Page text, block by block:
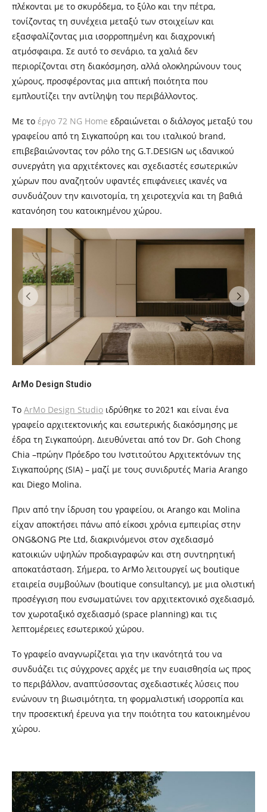
πλέκονται με το σκυρόδεμα, το ξύλο και την πέτρα,
τονίζοντας τη συνέχεια μεταξύ των στοιχείων και
εξασφαλίζοντας μια ισορροπημένη και διαχρονική
ατμόσφαιρα. Σε αυτό το σενάριο, τα χαλιά δεν
περιορίζονται στη διακόσμηση, αλλά ολοκληρώνουν τους
χώρους, προσφέροντας μια απτική ποιότητα που
εμπλουτίζει την αντίληψη του περιβάλλοντος.
Με το έργο 72 NG Home εδραιώνεται ο διάλογος μεταξύ του
γραφείου από τη Σιγκαπούρη και του ιταλικού brand,
επιβεβαιώνοντας τον ρόλο της G.T.DESIGN ως ιδανικού
συνεργάτη για αρχιτέκτονες και σχεδιαστές εσωτερικών
χώρων που αναζητούν υφαντές επιφάνειες ικανές να
συνδυάζουν την καινοτομία, τη χειροτεχνία και τη βαθιά
κατανόηση του κατοικημένου χώρου.
ArMo Design Studio
Το ArMo Design Studio ιδρύθηκε το 2021 και είναι ένα
γραφείο αρχιτεκτονικής και εσωτερικής διακόσμησης με
έδρα τη Σιγκαπούρη. Διευθύνεται από τον Dr. Goh Chong
Chia –πρώην Πρόεδρο του Ινστιτούτου Αρχιτεκτόνων της
Σιγκαπούρης (SIA) – μαζί με τους συνιδρυτές Maria Arango
και Diego Molina.
Πριν από την ίδρυση του γραφείου, οι Arango και Molina
είχαν αποκτήσει πάνω από είκοσι χρόνια εμπειρίας στην
ONG&ONG Pte Ltd, διακρινόμενοι στον σχεδιασμό
κατοικιών υψηλών προδιαγραφών και στη συντηρητική
αποκατάσταση. Σήμερα, το ArMo λειτουργεί ως boutique
εταιρεία συμβούλων (boutique consultancy), με μια ολιστική
προσέγγιση που ενσωματώνει τον αρχιτεκτονικό σχεδιασμό,
τον χωροταξικό σχεδιασμό (space planning) και τις
λεπτομέρειες εσωτερικού χώρου.
Το γραφείο αναγνωρίζεται για την ικανότητά του να
συνδυάζει τις σύγχρονες αρχές με την ευαισθησία ως προς
το περιβάλλον, αναπτύσσοντας σχεδιαστικές λύσεις που
ενώνουν τη βιωσιμότητα, τη φορμαλιστική ισορροπία και
την προσεκτική έρευνα για την ποιότητα του κατοικημένου
χώρου.